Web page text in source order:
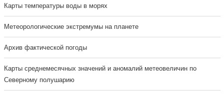
Карты температуры воды в морях
Метеорологические экстремумы на планете
Архив фактической погоды
Карты среднемесячных значений и аномалий метеовеличин по
Северному полушарию